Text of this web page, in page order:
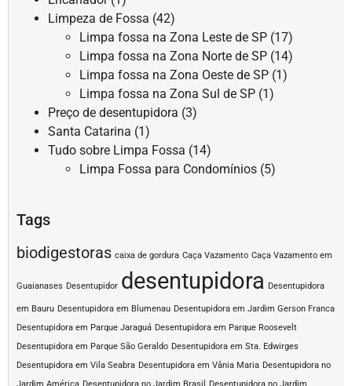
Limpeza de Fossa (42)
Limpa fossa na Zona Leste de SP (17)
Limpa fossa na Zona Norte de SP (14)
Limpa fossa na Zona Oeste de SP (1)
Limpa fossa na Zona Sul de SP (1)
Preço de desentupidora (3)
Santa Catarina (1)
Tudo sobre Limpa Fossa (14)
Limpa Fossa para Condomínios (5)
Tags
biodigestoras caixa de gordura Caça Vazamento Caça Vazamento em
Guaianases Desentupidor desentupidora Desentupidora
em Bauru Desentupidora em Blumenau Desentupidora em Jardim Gerson Franca
Desentupidora em Parque Jaraguá Desentupidora em Parque Roosevelt
Desentupidora em Parque São Geraldo Desentupidora em Sta. Edwirges
Desentupidora em Vila Seabra Desentupidora em Vânia Maria Desentupidora no
Jardim América Desentupidora no Jardim Brasil
Desentupidora no Jardim